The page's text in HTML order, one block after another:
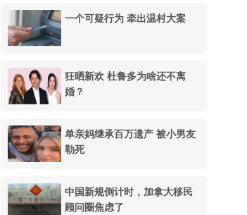
一个可疑行为 牵出温村大案
狂晒新欢 杜鲁多为啥还不离
婚？
单亲妈继承百万遗产 被小男友
勒死
中国新规倒计时，加拿大移民
顾问圈焦虑了